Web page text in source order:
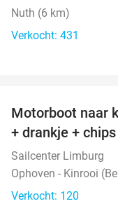
Nuth (6 km)
Verkocht: 431
Motorboot naar
+ drankje + chips
Sailcenter Limburg
Ophoven - Kinrooi
Verkocht: 120